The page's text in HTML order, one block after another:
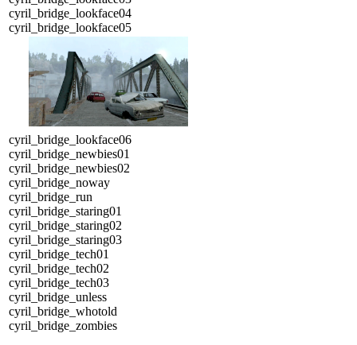
cyril_bridge_lookface04
cyril_bridge_lookface05
cyril_bridge_lookface06
cyril_bridge_newbies01
cyril_bridge_newbies02
cyril_bridge_noway
cyril_bridge_run
cyril_bridge_staring01
cyril_bridge_staring02
cyril_bridge_staring03
cyril_bridge_tech01
cyril_bridge_tech02
cyril_bridge_tech03
cyril_bridge_unless
cyril_bridge_whotold
cyril_bridge_zombies